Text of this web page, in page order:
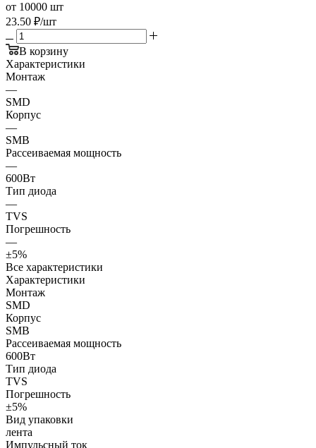
от 10000 шт
23.50 ₽/шт
В корзину
Характеристики
Монтаж
—
SMD
Корпус
—
SMB
Рассеиваемая мощность
—
600Вт
Тип диода
—
TVS
Погрешность
—
±5%
Все характеристики
Характеристики
Монтаж
SMD
Корпус
SMB
Рассеиваемая мощность
600Вт
Тип диода
TVS
Погрешность
±5%
Вид упаковки
лента
Импульсный ток